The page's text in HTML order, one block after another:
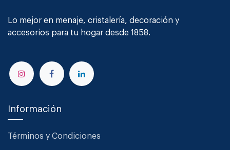
Lo mejor en menaje, cristalería, decoración y
accesorios para tu hogar desde 1858.
Información
Términos y Condiciones